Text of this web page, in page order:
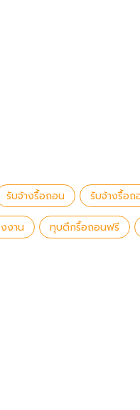
รับจ้างรื้อถอน รับจ้างรื้อถ
งาน ทุบตึกรื้อถอนฟรี